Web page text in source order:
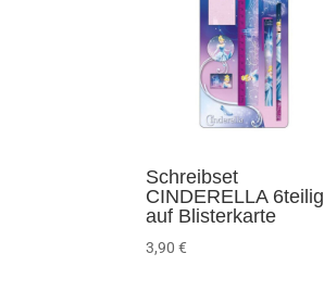
Schreibset
CINDERELLA 6teilig
auf Blisterkarte
3,90€